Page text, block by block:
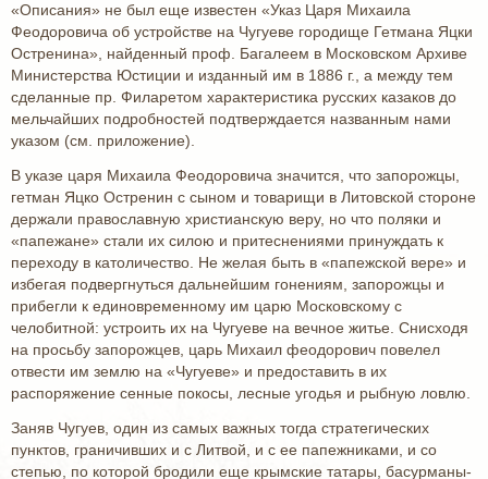
«Описания» не был еще известен «Указ Царя Михаила
Феодоровича об устройстве на Чугуеве городище Гетмана Яцки
Остренина», найденный проф. Багалеем в Московском Архиве
Министерства Юстиции и изданный им в 1886 г., а между тем
сделанные пр. Филаретом характеристика русских казаков до
мельчайших подробностей подтверждается названным нами
указом (см. приложение).
В указе царя Михаила Феодоровича значится, что запорожцы,
гетман Яцко Остренин с сыном и товарищи в Литовской стороне
держали православную христианскую веру, но что поляки и
«папежане» стали их силою и притеснениями принуждать к
переходу в католичество. Не желая быть в «папежской вере» и
избегая подвергнуться дальнейшим гонениям, запорожцы и
прибегли к единовременному им царю Московскому с
челобитной: устроить их на Чугуеве на вечное житье. Снисходя
на просьбу запорожцев, царь Михаил феодорович повелел
отвести им землю на «Чугуеве» и предоставить в их
распоряжение сенные покосы, лесные угодья и рыбную ловлю.
Заняв Чугуев, один из самых важных тогда стратегических
пунктов, граничивших и с Литвой, и с ее папежниками, и со
степью, по которой бродили еще крымские татары, басурманы-